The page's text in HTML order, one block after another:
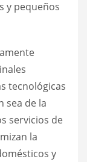
y pequeños
tecnológicas
sea de la
servicios de
la
y